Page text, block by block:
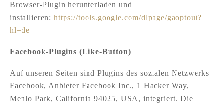
Browser-Plugin herunterladen und
installieren: https://tools.google.com/dlpage/gaoptout?
hl=de
Facebook-Plugins (Like-Button)
Auf unseren Seiten sind Plugins des sozialen Netzwerks
Facebook, Anbieter Facebook Inc., 1 Hacker Way,
Menlo Park, California 94025, USA, integriert. Die